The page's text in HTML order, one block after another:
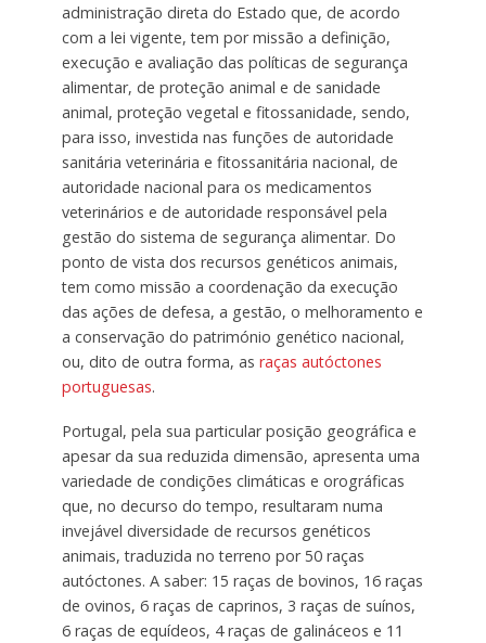
administração direta do Estado que, de acordo
com a lei vigente, tem por missão a definição,
execução e avaliação das políticas de segurança
alimentar, de proteção animal e de sanidade
animal, proteção vegetal e fitossanidade, sendo,
para isso, investida nas funções de autoridade
sanitária veterinária e fitossanitária nacional, de
autoridade nacional para os medicamentos
veterinários e de autoridade responsável pela
gestão do sistema de segurança alimentar. Do
ponto de vista dos recursos genéticos animais,
tem como missão a coordenação da execução
das ações de defesa, a gestão, o melhoramento e
a conservação do património genético nacional,
ou, dito de outra forma, as raças autóctones
portuguesas.
Portugal, pela sua particular posição geográfica e
apesar da sua reduzida dimensão, apresenta uma
variedade de condições climáticas e orográficas
que, no decurso do tempo, resultaram numa
invejável diversidade de recursos genéticos
animais, traduzida no terreno por 50 raças
autóctones. A saber: 15 raças de bovinos, 16 raças
de ovinos, 6 raças de caprinos, 3 raças de suínos,
6 raças de equídeos, 4 raças de galináceos e 11